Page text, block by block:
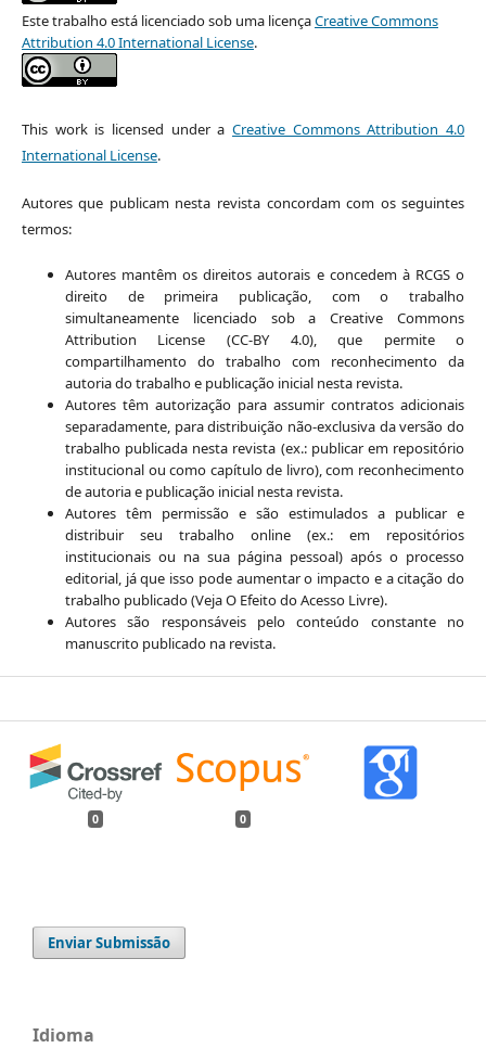
Este trabalho está licenciado sob uma licençaCreative Commons
Attribution 4.0 International License.
This work is licensed under aCreative Commons Attribution 4.0
International License.
Autores que publicam nesta revista concordam com os seguintes
termos:
Autores mantêm os direitos autorais e concedem à RCGS o
direito de primeira publicação, com o trabalho
simultaneamente licenciado sob a Creative Commons
Attribution License (CC-BY 4.0), que permite o
compartilhamento do trabalho com reconhecimento da
autoria do trabalho e publicação inicial nesta revista.
Autores têm autorização para assumir contratos adicionais
separadamente, para distribuição não-exclusiva da versão do
trabalho publicada nesta revista (ex.: publicar em repositório
institucional ou como capítulo de livro), com reconhecimento
de autoria e publicação inicial nesta revista.
Autores têm permissão e são estimulados a publicar e
distribuir seu trabalho online (ex.: em repositórios
institucionais ou na sua página pessoal) após o processo
editorial, já que isso pode aumentar o impacto e a citação do
trabalho publicado (Veja O Efeito do Acesso Livre).
Autores são responsáveis pelo conteúdo constante no
manuscrito publicado na revista.
0 0
Enviar Submissão
Idioma